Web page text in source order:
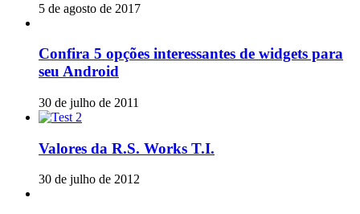
5 de agosto de 2017
Confira 5 opções interessantes de widgets para
seu Android
30 de julho de 2011
Valores da R.S. Works T.I.
30 de julho de 2012